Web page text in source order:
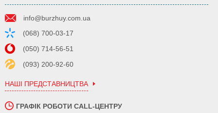
info@burzhuy.com.ua
(068) 700-03-17
(050) 714-56-51
(093) 200-92-60
НАШІ ПРЕДСТАВНИЦТВА
ГРАФІК РОБОТИ CALL-ЦЕНТРУ